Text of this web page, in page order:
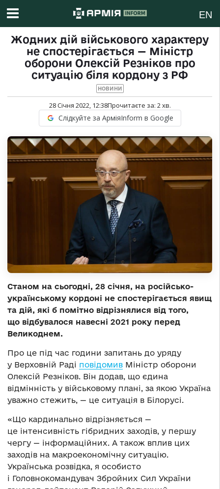
EN
Жодних дій військового характеру
не спостерігається — Міністр
оборони Олексій Резніков про
ситуацію біля кордону з РФ
НОВИНИ
28 Січня 2022, 12:38Прочитаєте за: 2хв.
Слідкуйте за АрміяInform в Google
Станом на сьогодні, 28 січня, на російсько-
українському кордоні не спостерігається явищ
та дій, які б помітно відрізнялися від того,
що відбувалося навесні 2021 року перед
Великоднем.
Про це під час години запитань до уряду
у Верховній Раді повідомив Міністр оборони
Олексій Резніков. Він додав, що єдина
відмінність у військовому плані, за якою Україна
уважно стежить, — це ситуація в Білорусі.
«Що кардинально відрізняється —
це інтенсивність гібридних заходів, у першу
чергу — інформаційних. А також вплив цих
заходів на макроекономічну ситуацію.
Українська розвідка, я особисто
і Головнокомандувач Збройних Сил України